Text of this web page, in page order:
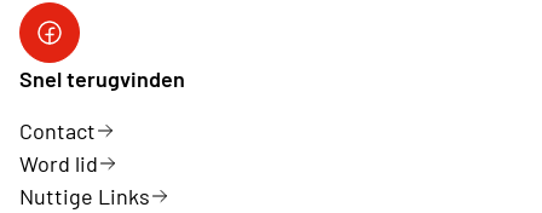
Snel terugvinden
Contact
Word lid
Nuttige Links